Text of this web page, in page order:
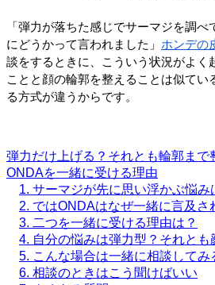
「弾力が落ちた感じでサーマジを調
にどうかって言われました」 ホンデの
談をするときに、こういう状況がよく
ことと顔の輪郭を整えることは似てい
る方式が違うからです。
弾力だけ上げる？それとも輪郭ま
ONDAを一緒に受ける理由
1. サーマジが先に思い浮かぶ悩み
2. ではONDAはなぜ一緒に言及さ
3. 二つを一緒に受ける理由は？
4. 自分の悩みは弾力型？それとも
5. こんな場合は一緒に相談してみ
6. 相談のときはこう聞けばいい